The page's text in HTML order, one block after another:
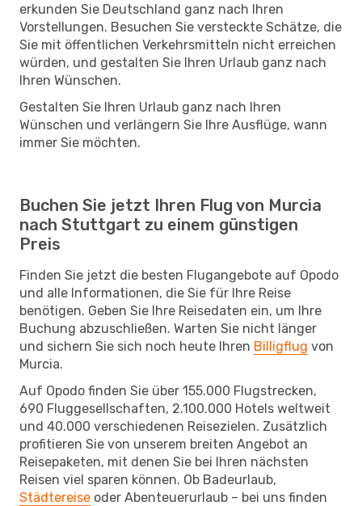
erkunden Sie Deutschland ganz nach Ihren
Vorstellungen. Besuchen Sie versteckte Schätze, die
Sie mit öffentlichen Verkehrsmitteln nicht erreichen
würden, und gestalten Sie Ihren Urlaub ganz nach
Ihren Wünschen.
Gestalten Sie Ihren Urlaub ganz nach Ihren
Wünschen und verlängern Sie Ihre Ausflüge, wann
immer Sie möchten.
Buchen Sie jetzt Ihren Flug von Murcia
nach Stuttgart zu einem günstigen
Preis
Finden Sie jetzt die besten Flugangebote auf Opodo
und alle Informationen, die Sie für Ihre Reise
benötigen. Geben Sie Ihre Reisedaten ein, um Ihre
Buchung abzuschließen. Warten Sie nicht länger
und sichern Sie sich noch heute Ihren Billigflug von
Murcia.
Auf Opodo finden Sie über 155.000 Flugstrecken,
690 Fluggesellschaften, 2.100.000 Hotels weltweit
und 40.000 verschiedenen Reisezielen. Zusätzlich
profitieren Sie von unserem breiten Angebot an
Reisepaketen, mit denen Sie bei Ihren nächsten
Reisen viel sparen können. Ob Badeurlaub,
Städtereise oder Abenteuerurlaub – bei uns finden